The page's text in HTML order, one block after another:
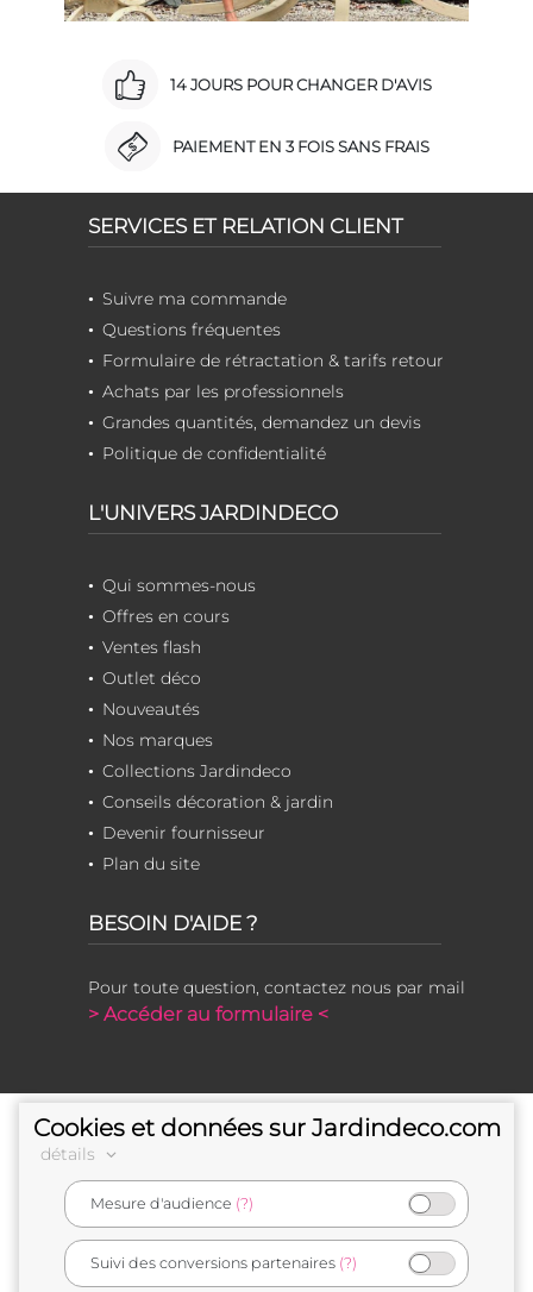
14 JOURS POUR CHANGER D'AVIS
PAIEMENT EN 3 FOIS SANS FRAIS
SERVICES ET RELATION CLIENT
Suivre ma commande
Questions fréquentes
Formulaire de rétractation & tarifs retour
Achats par les professionnels
Grandes quantités, demandez un devis
Politique de confidentialité
L'UNIVERS JARDINDECO
Qui sommes-nous
Offres en cours
Ventes flash
Outlet déco
Nouveautés
Nos marques
Collections Jardindeco
Conseils décoration & jardin
Devenir fournisseur
Plan du site
BESOIN D'AIDE ?
Pour toute question, contactez nous par mail
> Accéder au formulaire <
e-commerçant français
Cookies et données sur Jardindeco.com
détails
Mesure d'audience (?)
Suivi des conversions partenaires (?)